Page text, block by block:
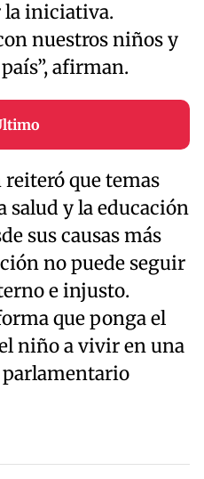
la iniciativa.
nuestros niños y
afirman.
que temas
salud y la educación
sus causas más
no puede seguir
e injusto.
que ponga el
niño a vivir en una
parlamentario